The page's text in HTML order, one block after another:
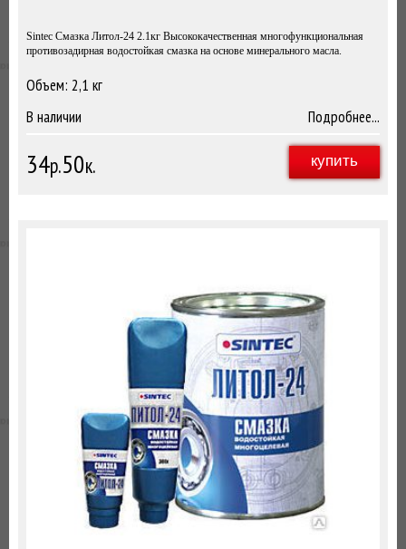
Sintec Смазка Литол-24 2.1кг Высококачественная многофункциональная
противозадирная водостойкая смазка на основе минерального масла.
Объем: 2,1 кг
В наличии Подробнее...
34р.50к. купить